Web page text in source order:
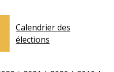
Calendrier des
élections